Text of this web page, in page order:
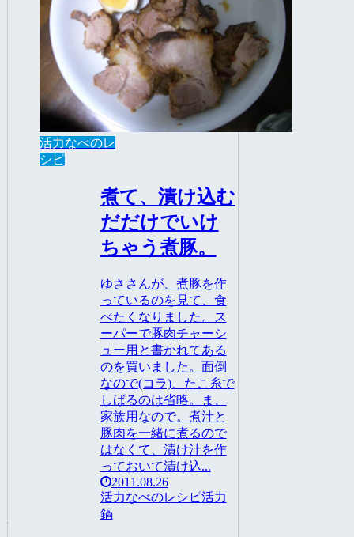
活力なべのレ
シピ
煮て、漬け込む
だだけでいけ
ちゃう煮豚。
ゆささんが、煮豚を作
っているのを見て、食
べたくなりました。ス
ーパーで豚肉チャーシ
ュー用と書かれてある
のを買いました。面倒
なので(コラ)、たこ糸で
しばるのは省略。ま、
家族用なので。煮汁と
豚肉を一緒に煮るので
はなくて、漬け汁を作
っておいて漬け込...
2011.08.26
活力なべのレシピ活力
鍋